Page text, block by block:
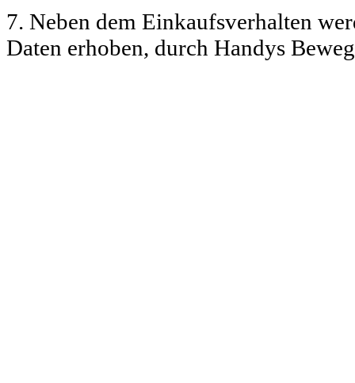
7. Neben dem Einkaufsverhalten
Daten erhoben, durch Handys